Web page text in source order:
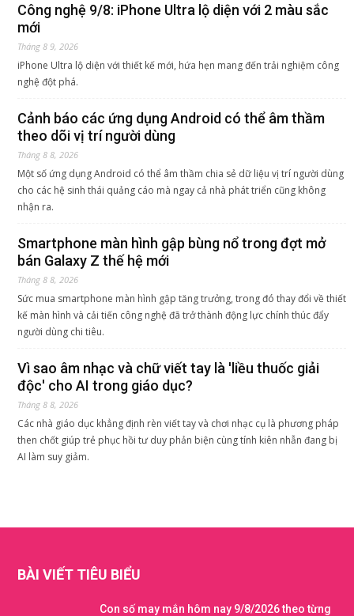
Công nghệ 9/8: iPhone Ultra lộ diện với 2 màu sắc
mới
Tháng 8 9, 2026
iPhone Ultra lộ diện với thiết kế mới, hứa hẹn mang đến trải nghiệm công
nghệ đột phá.
Cảnh báo các ứng dụng Android có thể âm thầm
theo dõi vị trí người dùng
Tháng 8 8, 2026
Một số ứng dụng Android có thể âm thầm chia sẻ dữ liệu vị trí người dùng
cho các hệ sinh thái quảng cáo mà ngay cả nhà phát triển cũng không
nhận ra.
Smartphone màn hình gập bùng nổ trong đợt mở
bán Galaxy Z thế hệ mới
Tháng 8 8, 2026
Sức mua smartphone màn hình gập tăng trưởng, trong đó thay đổi về thiết
kế màn hình và cải tiến công nghệ đã trở thành động lực chính thúc đẩy
người dùng chi tiêu.
Vì sao âm nhạc và chữ viết tay là 'liều thuốc giải
độc' cho AI trong giáo dục?
Tháng 8 8, 2026
Các nhà giáo dục khẳng định rèn viết tay và chơi nhạc cụ là phương pháp
then chốt giúp trẻ phục hồi tư duy phản biện cùng tính kiên nhẫn đang bị
AI làm suy giảm.
BÀI VIẾT TIÊU BIỂU
Con số may mắn hôm nay 9/8/2026 theo từng